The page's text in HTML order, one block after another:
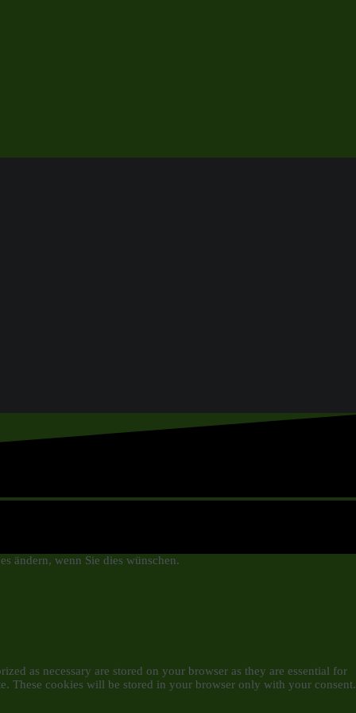
ändern, wenn Sie dies wünschen.
as necessary are stored on your browser as they are essential for
These cookies will be stored in your browser only with your consent.